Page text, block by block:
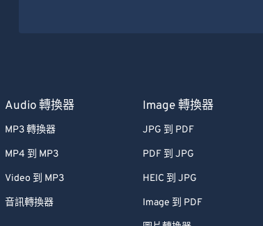
Audio 轉換器
MP3 轉換器
MP4 到 MP3
Video 到 MP3
音訊轉換器
Image 轉換器
JPG 到 PDF
PDF 到 JPG
HEIC 到 JPG
Image 到 PDF